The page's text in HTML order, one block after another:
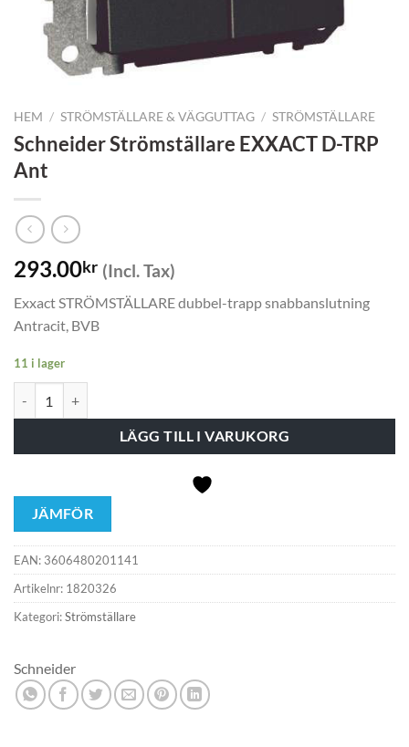
HEM / STRÖMSTÄLLARE & VÄGGUTTAG / STRÖMSTÄLLARE
Schneider Strömställare EXXACT D-TRP
Ant
293.00kr (Incl. Tax)
Exxact STRÖMSTÄLLARE dubbel-trapp snabbanslutning
Antracit, BVB
11 i lager
LÄGG TILL I VARUKORG
JÄMFÖR
EAN: 3606480201141
Artikelnr: 1820326
Kategori:Strömställare
Schneider